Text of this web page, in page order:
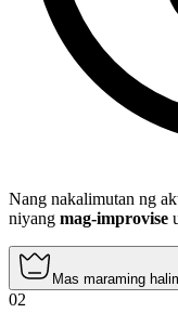
Nang nakalimutan ng
niyang mag-improvise
Mas maraming
02